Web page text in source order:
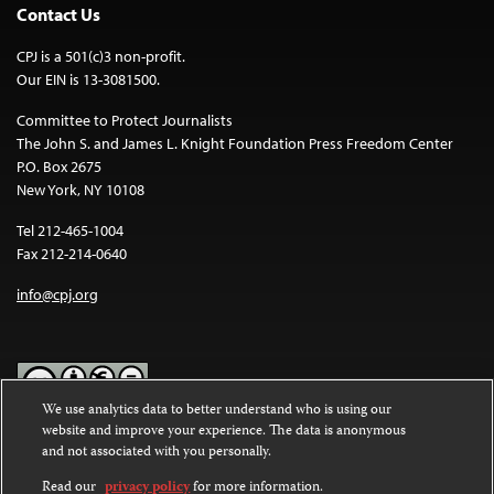
Contact Us
CPJ is a 501(c)3 non-profit.
Our EIN is 13-3081500.
Committee to Protect Journalists
The John S. and James L. Knight Foundation Press Freedom Center
P.O. Box 2675
New York, NY 10108
Tel 212-465-1004
Fax 212-214-0640
info@cpj.org
Except where noted, text on this website is licensed under a
Commons Attribution-NonCommercial-NoDerivatives 4.0
International License.
We use analytics data to better understand who is using our
website and improve your experience. The data is anonymous
and not associated with you personally.
Read our privacy policyfor more information.